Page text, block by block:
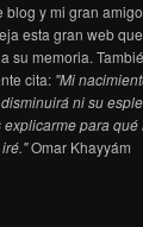
y mi gran
esta gran web
su memoria.
cita: "Mi
ni su
para
Omar Khayyám